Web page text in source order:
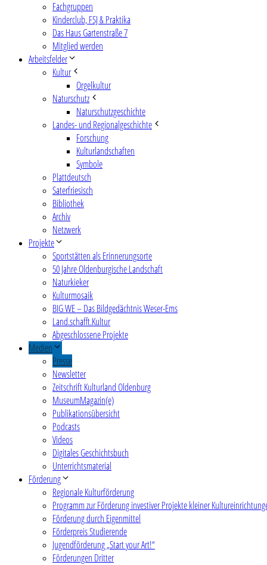
Fachgruppen
Kinderclub, FSJ & Praktika
Das Haus Gartenstraße 7
Mitglied werden
Arbeitsfelder
Kultur
Orgelkultur
Naturschutz
Naturschutzgeschichte
Landes- und Regionalgeschichte
Forschung
Kulturlandschaften
Symbole
Plattdeutsch
Saterfriesisch
Bibliothek
Archiv
Netzwerk
Projekte
Sportstätten als Erinnerungsorte
50 Jahre Oldenburgische Landschaft
Naturkieker
Kulturmosaik
BIG WE – Das Bildgedächtnis Weser-Ems
Land.schafft.Kultur
Abgeschlossene Projekte
Medien
Presse
Newsletter
Zeitschrift Kulturland Oldenburg
MuseumMagazin(e)
Publikationsübersicht
Podcasts
Videos
Digitales Geschichtsbuch
Unterrichtsmaterial
Förderung
Regionale Kulturförderung
Programm zur Förderung investiver Projekte kleiner
Förderung durch Eigenmittel
Förderpreis Studierende
Jugendförderung „Start your Art!“
Förderungen Dritter